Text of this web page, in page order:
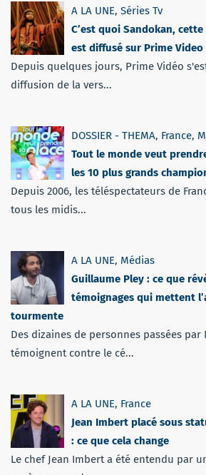
A LA UNE, Séries Tv
C’est quoi Sandokan,
est diffusé sur Prime Video
Depuis quelques jours, Prime Vidéo
diffusion de la vers...
DOSSIER - THEMA, France,
Tout le monde veut
les 10 plus grands
Depuis 2006, les téléspectateurs de
tous les midis...
A LA UNE, Médias
Guillaume Pley : ce que
témoignages qui mettent
tourmente
Des dizaines de personnes passées par
témoignent contre le cé...
A LA UNE, France
Jean Imbert placé sous
: ce que cela change
Le chef Jean Imbert a été entendu par